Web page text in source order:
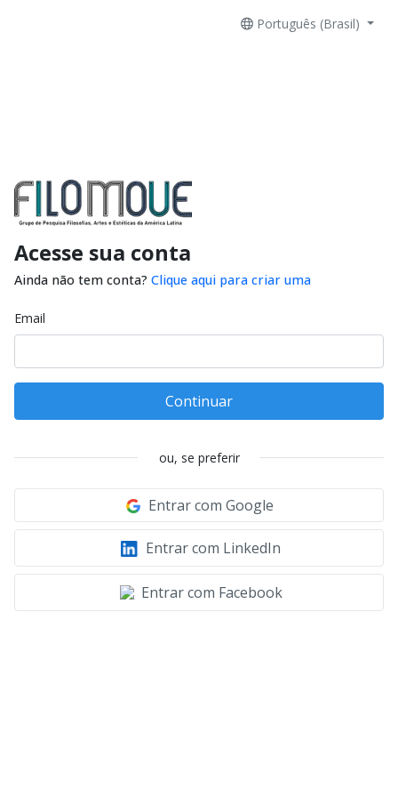
Português (Brasil)
Acesse sua conta
Ainda não tem conta? Clique aqui para criar uma
Email
Continuar
ou, se preferir
Entrar com Google
Entrar com LinkedIn
Entrar com Facebook